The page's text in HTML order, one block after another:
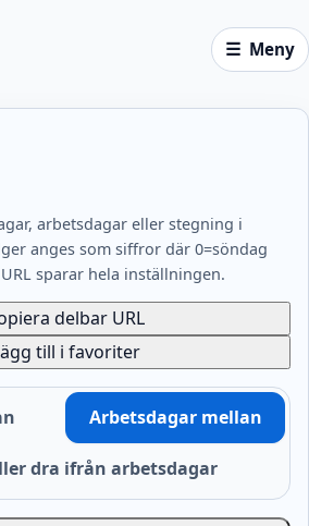
Meny
arbetsdagar eller stegning i
anges som siffror där 0=söndag
sparar hela inställningen.
delbar URL
till i favoriter
Arbetsdagar mellan
dra ifrån arbetsdagar